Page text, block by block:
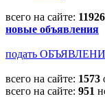
всего на сайте: 11926
новые объявления
подать
всего на сайте: 1573
всего на сайте: 951